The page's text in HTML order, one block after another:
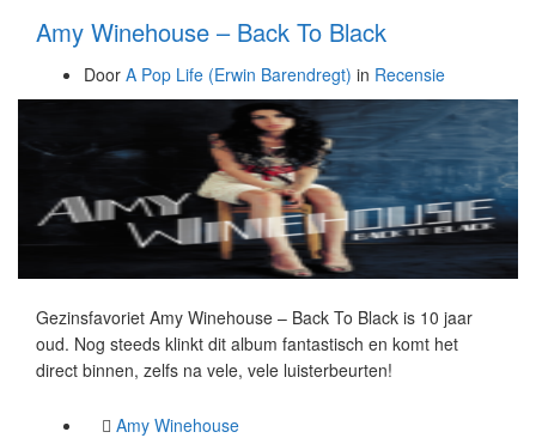
Amy Winehouse – Back To Black
Door A Pop Life (Erwin Barendregt) in Recensie
Gezinsfavoriet Amy Winehouse – Back To Black is 10 jaar
oud. Nog steeds klinkt dit album fantastisch en komt het
direct binnen, zelfs na vele, vele luisterbeurten!
Amy Winehouse